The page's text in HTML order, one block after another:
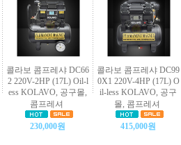
콜라보 콤프레샤 DC66
2 220V-2HP (17L) Oil-l
ess KOLAVO, 공구몰,
콤프레셔
230,000원
콜라보 콤프레샤 DC99
0X1 220V-4HP (17L) O
il-less KOLAVO, 공구
몰, 콤프레셔
415,000원